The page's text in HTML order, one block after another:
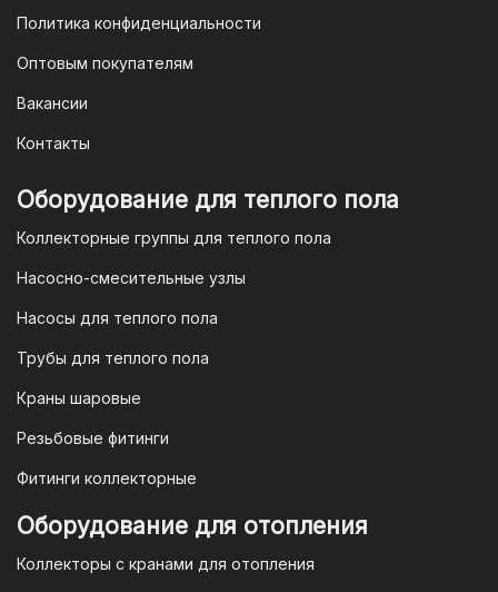
3. Оплата по QR-коду
— это QR-код. После оформления
заказа мы предоставим вам
уникальный QR-код, который можно
приложении вашего банка. Это быстро,
удобно и безопасно.
юридических лиц
Для наших корпоративных клиентов
мы предлагаем безналичную оплату по
выставим вам счет, который можно
оплатить в течение 3 рабочих дней.
организаций и ИП необходимо
связаться с оптовым отделом
Политика конфиденциальности
Оптовым покупателям
Вакансии
Контакты
Оборудование для теплого пола
Коллекторные группы для теплого пола
Насосно-смесительные узлы
Насосы для теплого пола
Трубы для теплого пола
Краны шаровые
Резьбовые фитинги
Фитинги коллекторные
Оборудование для отопления
Коллекторы с кранами для отопления